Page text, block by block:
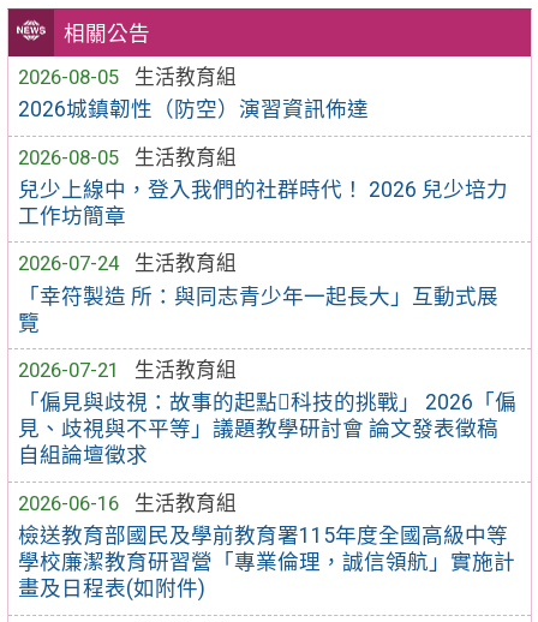
相關公告
2026-08-05
生活教育組
2026城鎮韌性（防空）演習資訊佈達
2026-08-05
生活教育組
兒少上線中，登入我們的社群時代！ 2026 兒少培力
工作坊簡章
2026-07-24
生活教育組
「幸符製造 所：與同志青少年一起長大」互動式展
覽
2026-07-21
生活教育組
「偏見與歧視：故事的起點科技的挑戰」 2026「偏
見、歧視與不平等」議題教學研討會 論文發表徵稿
自組論壇徵求
2026-06-16
生活教育組
檢送教育部國民及學前教育署115年度全國高級中等
學校廉潔教育研習營「專業倫理，誠信領航」實施計
畫及日程表(如附件)